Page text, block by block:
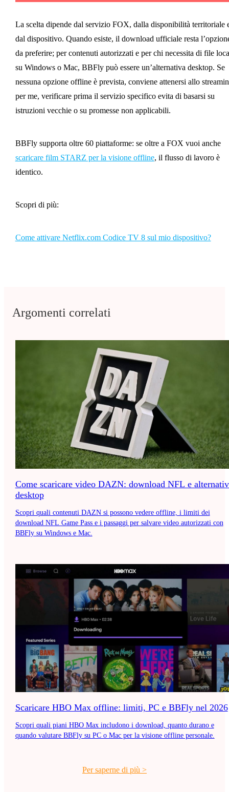
La scelta dipende dal servizio FOX, dalla disponibilità territoriale
dal dispositivo. Quando esiste, il download ufficiale resta
da preferire; per contenuti autorizzati e per chi necessita di file
su Windows o Mac, BBFly può essere un’alternativa desktop. Se
nessuna opzione offline è prevista, conviene attenersi allo
per me, verificare prima il servizio specifico evita di basarsi su
istruzioni vecchie o su promesse non applicabili.
BBFly supporta oltre 60 piattaforme: se oltre a FOX vuoi anche
scaricare film STARZ per la visione offline, il flusso di lavoro è
identico.
Scopri di più:
Come attivare Netflix.com Codice TV 8 sul mio dispositivo?
Argomenti correlati
Come scaricare video DAZN: download NFL e
desktop
Scopri quali contenuti DAZN si possono vedere offline, i limiti dei
download NFL Game Pass e i passaggi per salvare video autorizzati con
BBFly su Windows e Mac.
Scaricare HBO Max offline: limiti, PC e BBFly nel 2026
Scopri quali piani HBO Max includono i download, quanto durano e
quando valutare BBFly su PC o Mac per la visione offline personale.
Per saperne di più >